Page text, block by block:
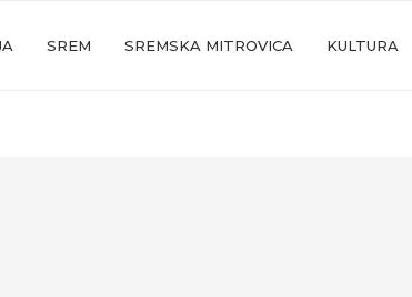
SREM SREMSKA MITROVICA KULTURA